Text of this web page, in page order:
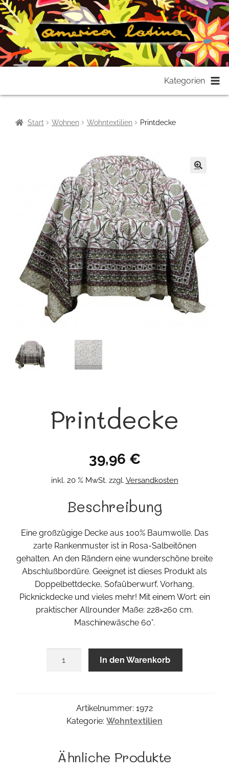
springen
springen
Kategorien
Start Wohnen Wohntextilien Printdecke
Printdecke
39,96 €
inkl. 20 % MwSt. zzgl. Versandkosten
Beschreibung
Eine großzügige Decke aus 100% Baumwolle. Das
zarte Rankenmuster ist in Rosa-Salbeitönen
gehalten. An den Rändern eine wunderschöne breite
Abschlußbordüre. Geeignet ist dieses Produkt als
Doppelbettdecke, Sofaüberwurf, Vorhang,
Picknickdecke und vieles mehr! Mit einem Wort: ein
praktischer Allrounder Maße: 228×260 cm.
Maschinewäsche 60°.
In den Warenkorb
Artikelnummer: 1972
Kategorie: Wohntextilien
Ähnliche Produkte